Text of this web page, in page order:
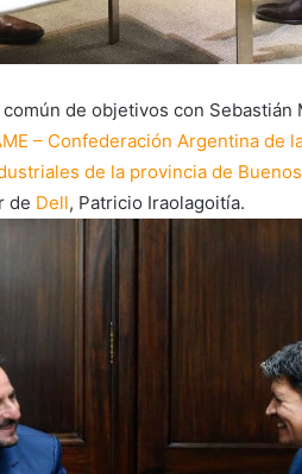
de objetivos con
– Confederación Argentina de
de la provincia de
de Dell, Patricio Iraolagoitía.